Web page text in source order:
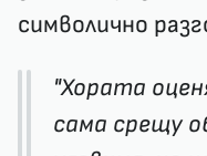
символично
"Хората
сама срещу